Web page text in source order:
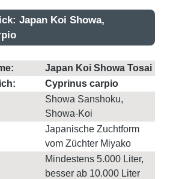
Japan Koi Showa,
Japan Koi Showa Tosai
Cyprinus carpio
Showa Sanshoku,
Showa-Koi
Japanische Zuchtform
vom Züchter Miyako
Mindestens 5.000 Liter,
besser ab 10.000 Liter